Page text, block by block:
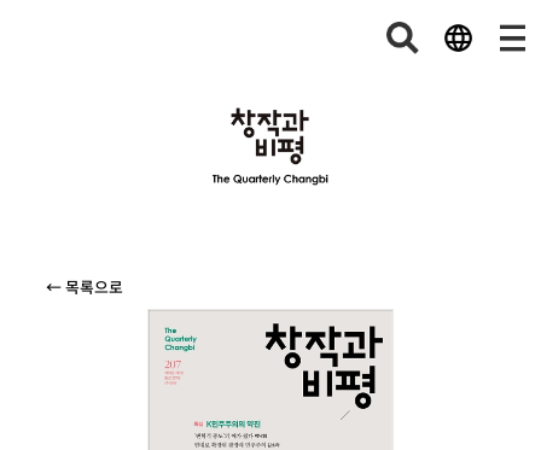
← 목록으로